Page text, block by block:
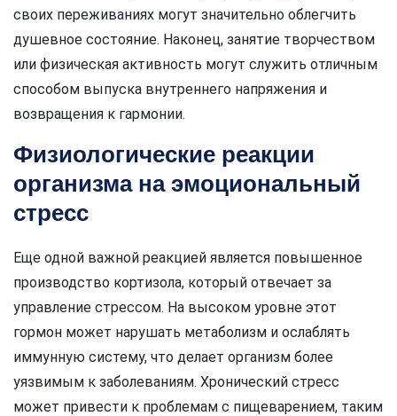
своих переживаниях могут значительно облегчить
душевное состояние. Наконец, занятие творчеством
или физическая активность могут служить отличным
способом выпуска внутреннего напряжения и
возвращения к гармонии.
Физиологические реакции
организма на эмоциональный
стресс
Еще одной важной реакцией является повышенное
производство кортизола, который отвечает за
управление стрессом. На высоком уровне этот
гормон может нарушать метаболизм и ослаблять
иммунную систему, что делает организм более
уязвимым к заболеваниям. Хронический стресс
может привести к проблемам с пищеварением, таким